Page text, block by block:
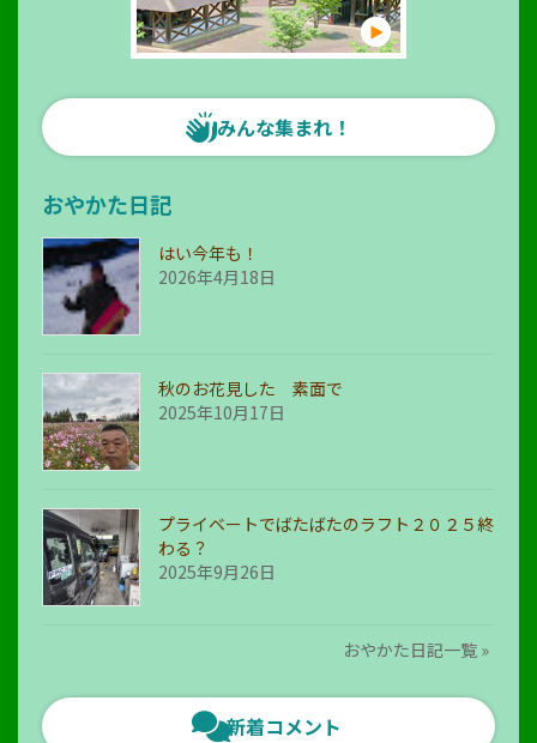
みんな集まれ！
おやかた日記
はい今年も！
2026年4月18日
秋のお花見した 素面で
2025年10月17日
プライベートでばたばたのラフト２０２５終
わる？
2025年9月26日
おやかた日記一覧 »
新着コメント